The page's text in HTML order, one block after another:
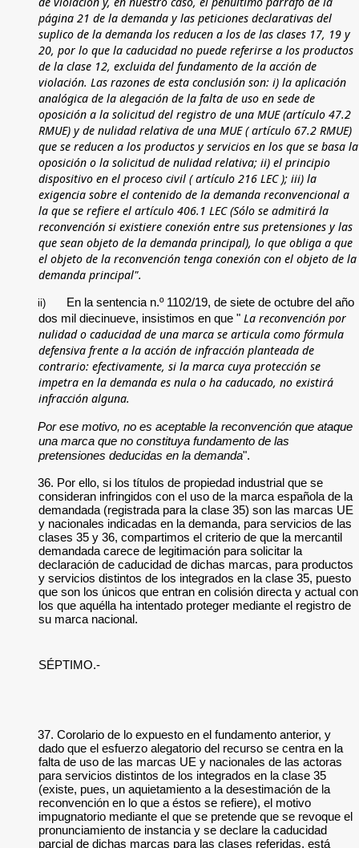
página 21 de la demanda y las peticiones declarativas del
suplico de la demanda los reducen a los de las clases 17, 19 y
20, por lo que la caducidad no puede referirse a los productos
de la clase 12, excluida del fundamento de la acción de
violación. Las razones de esta conclusión son: i) la aplicación
analógica de la alegación de la falta de uso en sede de
oposición a la solicitud del registro de una MUE (artículo 47.2
RMUE) y de nulidad relativa de una MUE ( artículo 67.2 RMUE)
que se reducen a los productos y servicios en los que se basa la
oposición o la solicitud de nulidad relativa; ii) el principio
dispositivo en el proceso civil ( artículo 216 LEC ); iii) la
exigencia sobre el contenido de la demanda reconvencional a
la que se refiere el artículo 406.1 LEC (Sólo se admitirá la
reconvención si existiere conexión entre sus pretensiones y las
que sean objeto de la demanda principal), lo que obliga a que
el objeto de la reconvención tenga conexión con el objeto de la
demanda principal".
ii)
En la sentencia n.º 1102/19, de siete de octubre del año
dos mil diecinueve, insistimos en que " La reconvención por
nulidad o caducidad de una marca se articula como fórmula
defensiva frente a la acción de infracción planteada de
contrario: efectivamente, si la marca cuya protección se
impetra en la demanda es nula o ha caducado, no existirá
infracción alguna.
Por ese motivo, no es aceptable la reconvención que ataque
una marca que no constituya fundamento de las
pretensiones deducidas en la demanda".
36. Por ello, si los títulos de propiedad industrial que se
consideran infringidos con el uso de la marca española de la
demandada (registrada para la clase 35) son las marcas UE
y nacionales indicadas en la demanda, para servicios de las
clases 35 y 36, compartimos el criterio de que la mercantil
demandada carece de legitimación para solicitar la
declaración de caducidad de dichas marcas, para productos
y servicios distintos de los integrados en la clase 35, puesto
que son los únicos que entran en colisión directa y actual con
los que aquélla ha intentado proteger mediante el registro de
su marca nacional.
SÉPTIMO.-
37. Corolario de lo expuesto en el fundamento anterior, y
dado que el esfuerzo alegatorio del recurso se centra en la
falta de uso de las marcas UE y nacionales de las actoras
para servicios distintos de los integrados en la clase 35
(existe, pues, un aquietamiento a la desestimación de la
reconvención en lo que a éstos se refiere), el motivo
impugnatorio mediante el que se pretende que se revoque el
pronunciamiento de instancia y se declare la caducidad
parcial de dichas marcas para las clases referidas, está